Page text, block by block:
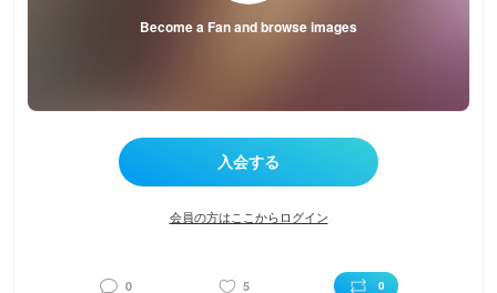
Become a Fan and browse images
会員の方はここからログイン
0 5 0